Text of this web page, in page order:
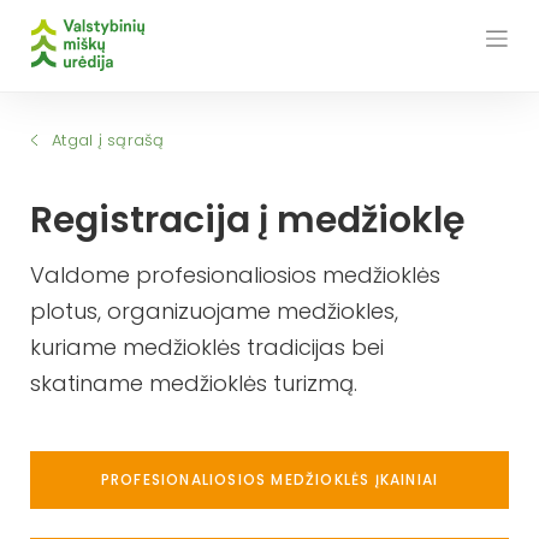
Atgal į sąrašą
Registracija į medžioklę
Valdome profesionaliosios medžioklės
plotus, organizuojame medžiokles,
kuriame medžioklės tradicijas bei
skatiname medžioklės turizmą.
PROFESIONALIOSIOS MEDŽIOKLĖS ĮKAINIAI